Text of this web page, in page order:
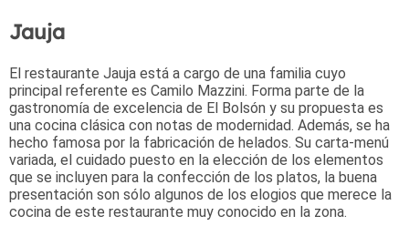
Jauja
El restaurante Jauja está a cargo de una familia cuyo
principal referente es Camilo Mazzini. Forma parte de la
gastronomía de excelencia de El Bolsón y su propuesta es
una cocina clásica con notas de modernidad. Además, se ha
hecho famosa por la fabricación de helados. Su carta-menú
variada, el cuidado puesto en la elección de los elementos
que se incluyen para la confección de los platos, la buena
presentación son sólo algunos de los elogios que merece la
cocina de este restaurante muy conocido en la zona.